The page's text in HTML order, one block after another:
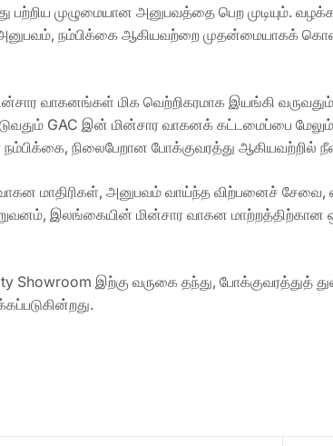
பற்றிய முழுமையான அனுபவத்தை பெற முடியும்.
நம்பிக்கை ஆகியவற்றை முதன்மையாகக்
வாகனங்கள் மிக வெற்றிகரமாக இயங்கி
GAC இன் மின்சார வாகனக் கட்டமைப்பை
நிலைபேறான போக்குவரத்து
மாதிரிகள், அனுபவம் வாய்ந்த விற்பனைச் சேவை,
இலங்கையின் மின்சார வாகன
Showroom இற்கு வருகை தந்து, போக்குவரத்துத்